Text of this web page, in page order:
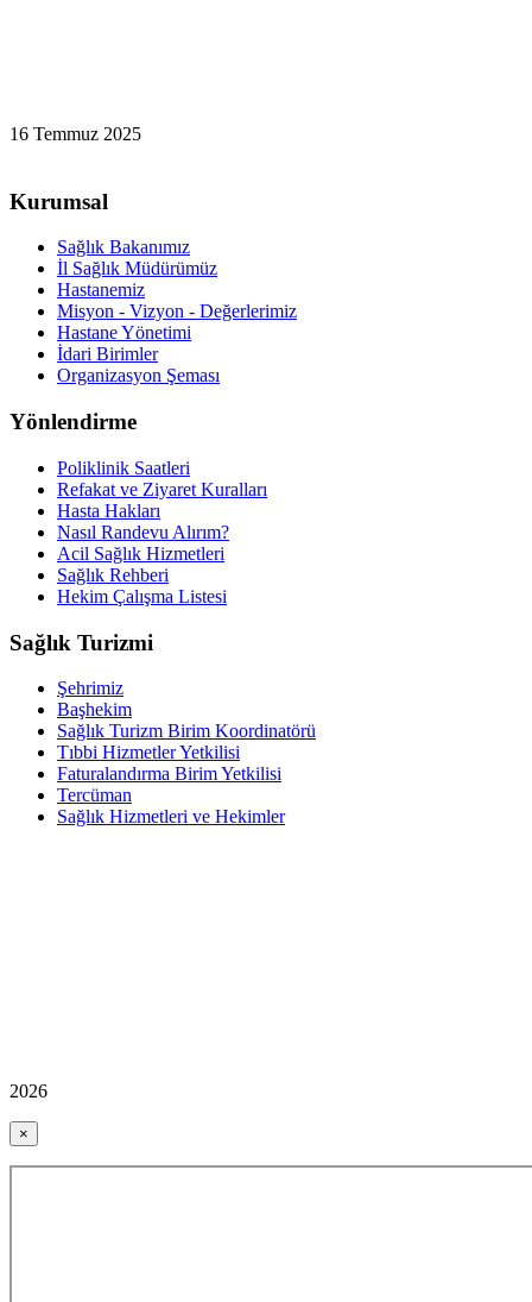
16 Temmuz 2025
Kurumsal
Sağlık Bakanımız
İl Sağlık Müdürümüz
Hastanemiz
Misyon - Vizyon - Değerlerimiz
Hastane Yönetimi
İdari Birimler
Organizasyon Şeması
Yönlendirme
Poliklinik Saatleri
Refakat ve Ziyaret Kuralları
Hasta Hakları
Nasıl Randevu Alırım?
Acil Sağlık Hizmetleri
Sağlık Rehberi
Hekim Çalışma Listesi
Sağlık Turizmi
Şehrimiz
Başhekim
Sağlık Turizm Birim Koordinatörü
Tıbbi Hizmetler Yetkilisi
Faturalandırma Birim Yetkilisi
Tercüman
Sağlık Hizmetleri ve Hekimler
2026
×